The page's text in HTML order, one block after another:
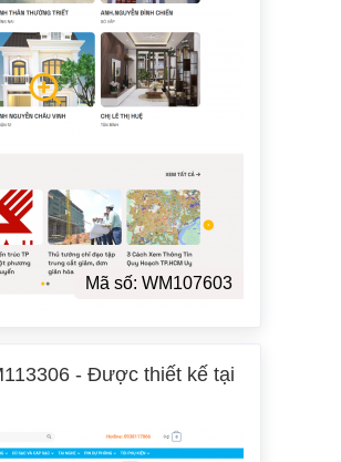
Mã số: WM107603
- Được thiết kế tại